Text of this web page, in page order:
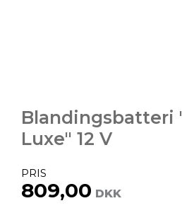
Blandingsbatteri
Luxe" 12 V
PRIS
809,00 DKK